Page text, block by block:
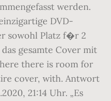
werden.
DVD-
sowohl Platz f�r 2
gesamte Cover mit
there is room for
cover, with. Antwort
21:14 Uhr. „Es